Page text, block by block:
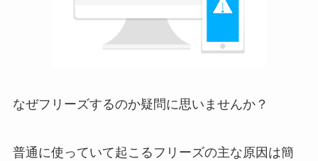
なぜフリーズするのか疑問に思いませんか？
普通に使っていて起こるフリーズの主な原因は簡